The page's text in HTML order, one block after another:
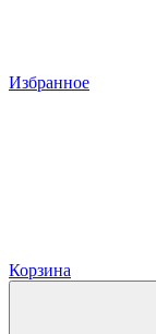
Избранное
Корзина